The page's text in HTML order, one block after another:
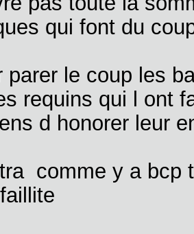
qui font du
parer le coup les
requins qui l ont
d honorer leur
comme y a bcp